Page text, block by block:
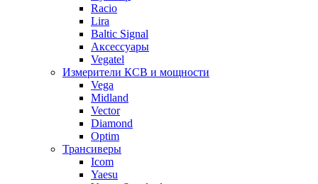
Racio
Lira
Baltic Signal
Аксессуары
Vegatel
Измерители КСВ и мощности
Vega
Midland
Vector
Diamond
Optim
Трансиверы
Icom
Yaesu